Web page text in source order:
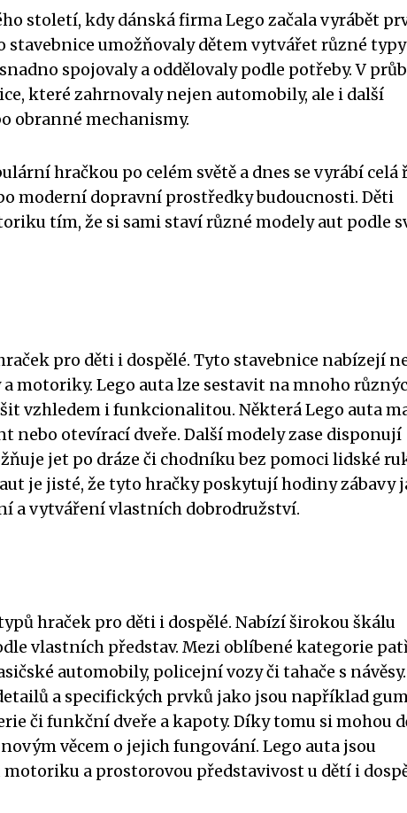
století, kdy dánská firma Lego začala vyrábět
umožňovaly dětem vytvářet různé typy
spojovaly a oddělovaly podle potřeby. V
které zahrnovaly nejen automobily, ale i další
obranné mechanismy.
hračkou po celém světě a dnes se vyrábí celá
moderní dopravní prostředky budoucnosti. Děti
tím, že si sami staví různé modely aut podle
pro děti i dospělé. Tyto stavebnice nabízejí
motoriky. Lego auta lze sestavit na mnoho
vzhledem i funkcionalitou. Některá Lego auta
otevírací dveře. Další modely zase disponují
jet po dráze či chodníku bez pomoci lidské
je jisté, že tyto hračky poskytují hodiny zábavy
a vytváření vlastních dobrodružství.
hraček pro děti i dospělé. Nabízí širokou škálu
vlastních představ. Mezi oblíbené kategorie
automobily, policejní vozy či tahače s návěsy.
a specifických prvků jako jsou například
či funkční dveře a kapoty. Díky tomu si mohou
věcem o jejich fungování. Lego auta jsou
a prostorovou představivost u dětí i